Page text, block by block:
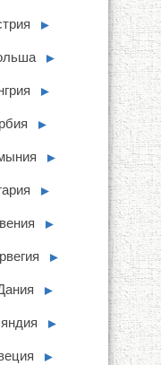
►
►
►
►
►
►
►
►
►
►
►